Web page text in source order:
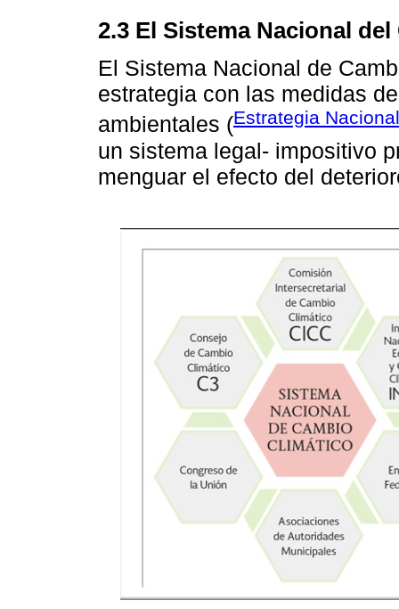
2.3 El Sistema Nacional
El Sistema Nacional de
estrategia con las medidas
ambientales (Estrategia
un sistema legal- impositivo
menguar el efecto del